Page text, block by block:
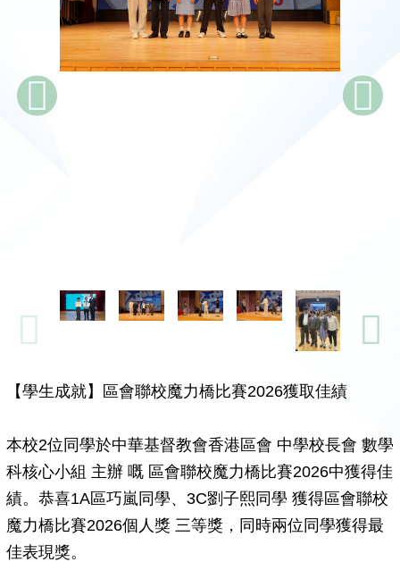
【學生成就】區會聯校魔力橋比賽2026獲取佳績
本校2位同學於中華基督教會香港區會 中學校長會 數學
科核心小組 主辦 嘅 區會聯校魔力橋比賽2026中獲得佳
績。恭喜1A區巧嵐同學、3C劉子熙同學 獲得區會聯校
魔力橋比賽2026個人獎 三等獎，同時兩位同學獲得最
佳表現獎。